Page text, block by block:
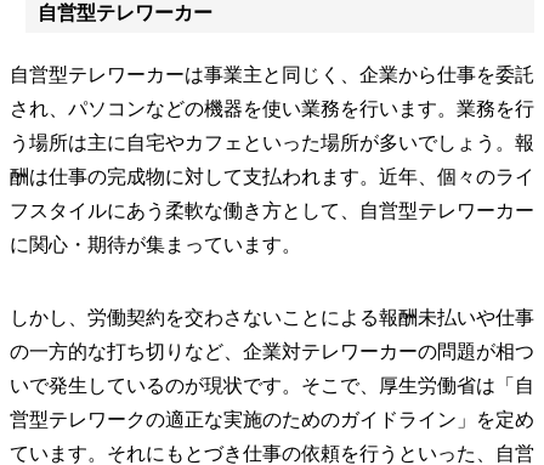
自営型テレワーカー
自営型テレワーカーは事業主と同じく、企業から仕事を委託
され、パソコンなどの機器を使い業務を行います。業務を行
う場所は主に自宅やカフェといった場所が多いでしょう。報
酬は仕事の完成物に対して支払われます。近年、個々のライ
フスタイルにあう柔軟な働き方として、自営型テレワーカー
に関心・期待が集まっています。
しかし、労働契約を交わさないことによる報酬未払いや仕事
の一方的な打ち切りなど、企業対テレワーカーの問題が相つ
いで発生しているのが現状です。そこで、厚生労働省は「自
営型テレワークの適正な実施のためのガイドライン」を定め
ています。それにもとづき仕事の依頼を行うといった、自営